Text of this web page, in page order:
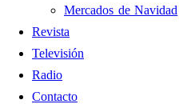
Mercados de Navidad
Revista
Televisión
Radio
Contacto